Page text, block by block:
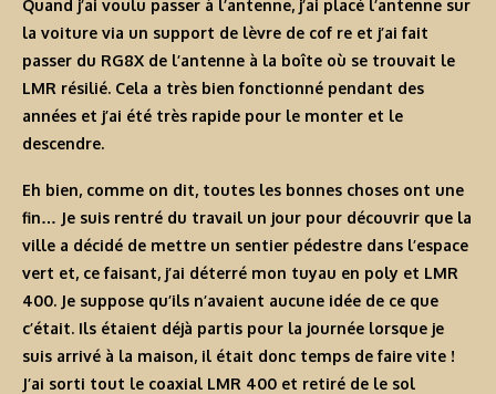
Quand j’ai voulu passer à l’antenne, j’ai placé l’antenne sur
la voiture via un support de lèvre de cof re et j’ai fait
passer du RG8X de l’antenne à la boîte où se trouvait le
LMR résilié. Cela a très bien fonctionné pendant des
années et j’ai été très rapide pour le monter et le
descendre.
Eh bien, comme on dit, toutes les bonnes choses ont une
fin… Je suis rentré du travail un jour pour découvrir que la
ville a décidé de mettre un sentier pédestre dans l’espace
vert et, ce faisant, j’ai déterré mon tuyau en poly et LMR
400. Je suppose qu’ils n’avaient aucune idée de ce que
c’était. Ils étaient déjà partis pour la journée lorsque je
suis arrivé à la maison, il était donc temps de faire vite !
J’ai sorti tout le coaxial LMR 400 et retiré de le sol